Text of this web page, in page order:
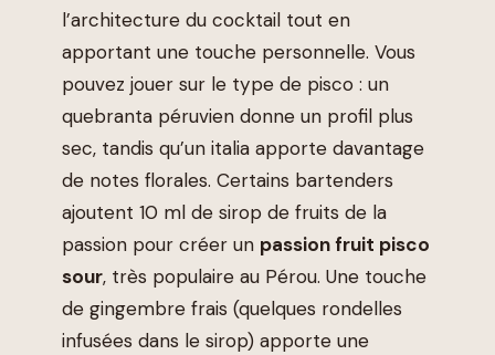
l’architecture du cocktail tout en
apportant une touche personnelle. Vous
pouvez jouer sur le type de pisco : un
quebranta péruvien donne un profil plus
sec, tandis qu’un italia apporte davantage
de notes florales. Certains bartenders
ajoutent 10 ml de sirop de fruits de la
passion pour créer un passion fruit pisco
sour, très populaire au Pérou. Une touche
de gingembre frais (quelques rondelles
infusées dans le sirop) apporte une